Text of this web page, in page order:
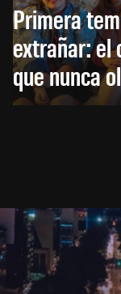
Primera
extrañar: el
que nunca